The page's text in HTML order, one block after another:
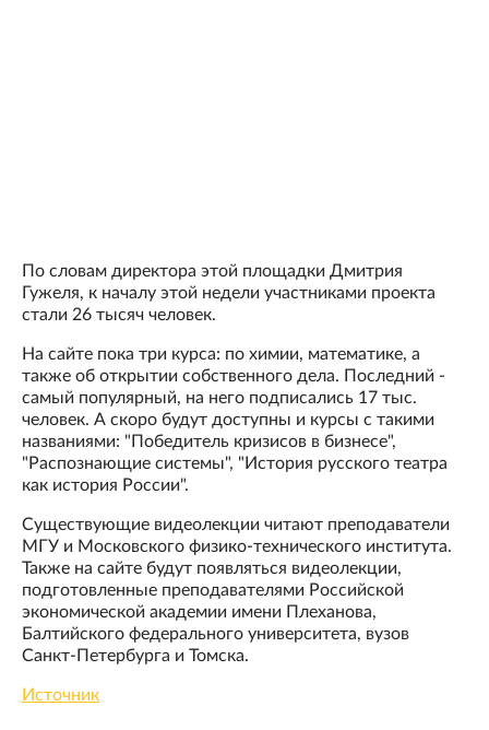
По словам директора этой площадки Дмитрия
Гужеля, к началу этой недели участниками проекта
стали 26 тысяч человек.
На сайте пока три курса: по химии, математике, а
также об открытии собственного дела. Последний -
самый популярный, на него подписались 17 тыс.
человек. А скоро будут доступны и курсы с такими
названиями: "Победитель кризисов в бизнесе",
"Распознающие системы", "История русского театра
как история России".
Существующие видеолекции читают преподаватели
МГУ и Московского физико-технического института.
Также на сайте будут появляться видеолекции,
подготовленные преподавателями Российской
экономической академии имени Плеханова,
Балтийского федерального университета, вузов
Санкт-Петербурга и Томска.
Источник